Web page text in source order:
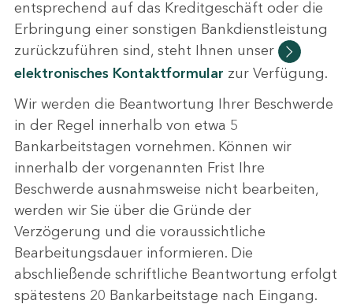
entsprechend auf das Kreditgeschäft oder die
Erbringung einer sonstigen Bankdienstleistung
zurückzuführen sind, steht Ihnen unser
elektronisches Kontaktformular zur Verfügung.
Wir werden die Beantwortung Ihrer Beschwerde
in der Regel innerhalb von etwa 5
Bankarbeitstagen vornehmen. Können wir
innerhalb der vorgenannten Frist Ihre
Beschwerde ausnahmsweise nicht bearbeiten,
werden wir Sie über die Gründe der
Verzögerung und die voraussichtliche
Bearbeitungsdauer informieren. Die
abschließende schriftliche Beantwortung erfolgt
spätestens 20 Bankarbeitstage nach Eingang.